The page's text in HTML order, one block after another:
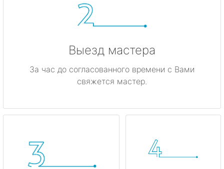
Выезд мастера
За час до согласованного времени с Вами
свяжется мастер.